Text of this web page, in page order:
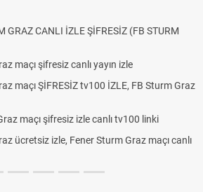
GRAZ CANLI İZLE ŞİFRESİZ (FB STURM
maçı şifresiz canlı yayın izle
maçı ŞİFRESİZ tv100 İZLE, FB Sturm Graz
maçı şifresiz izle canlı tv100 linki
ücretsiz izle, Fener Sturm Graz maçı canlı